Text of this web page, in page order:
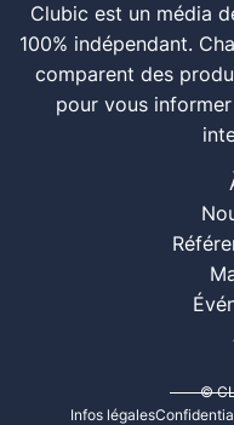
Clubic est un média
100% indépendant.
comparent des
pour vous
©
Infos légales